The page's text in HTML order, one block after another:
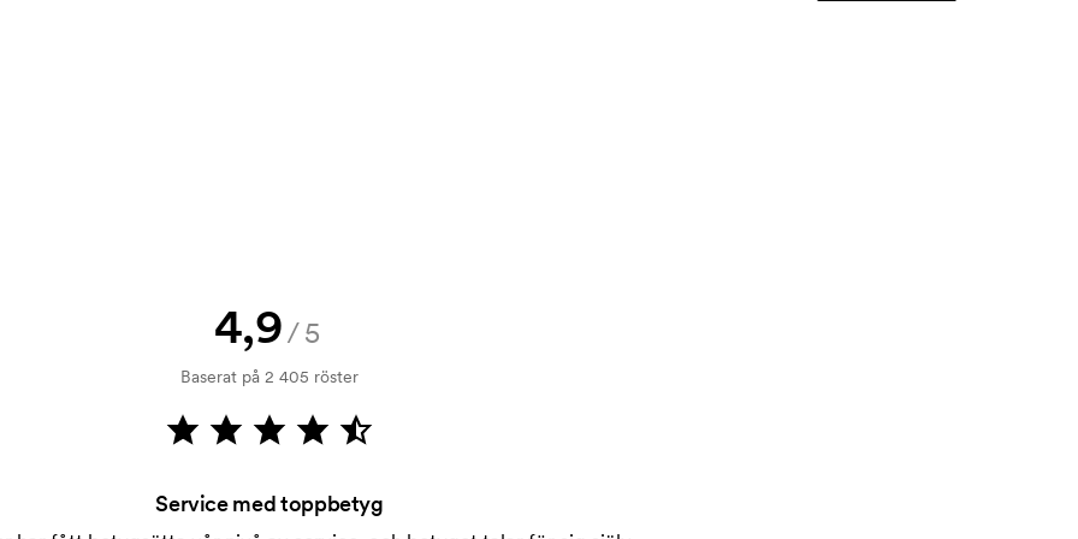
4,9/5
Baserat på 2 405 röster
Service med toppbetyg